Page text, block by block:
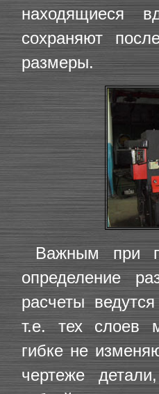
находящиеся
сохраняют
размеры.
Важным при
определение
расчеты
т.е. тех слоев
гибке не
чертеже